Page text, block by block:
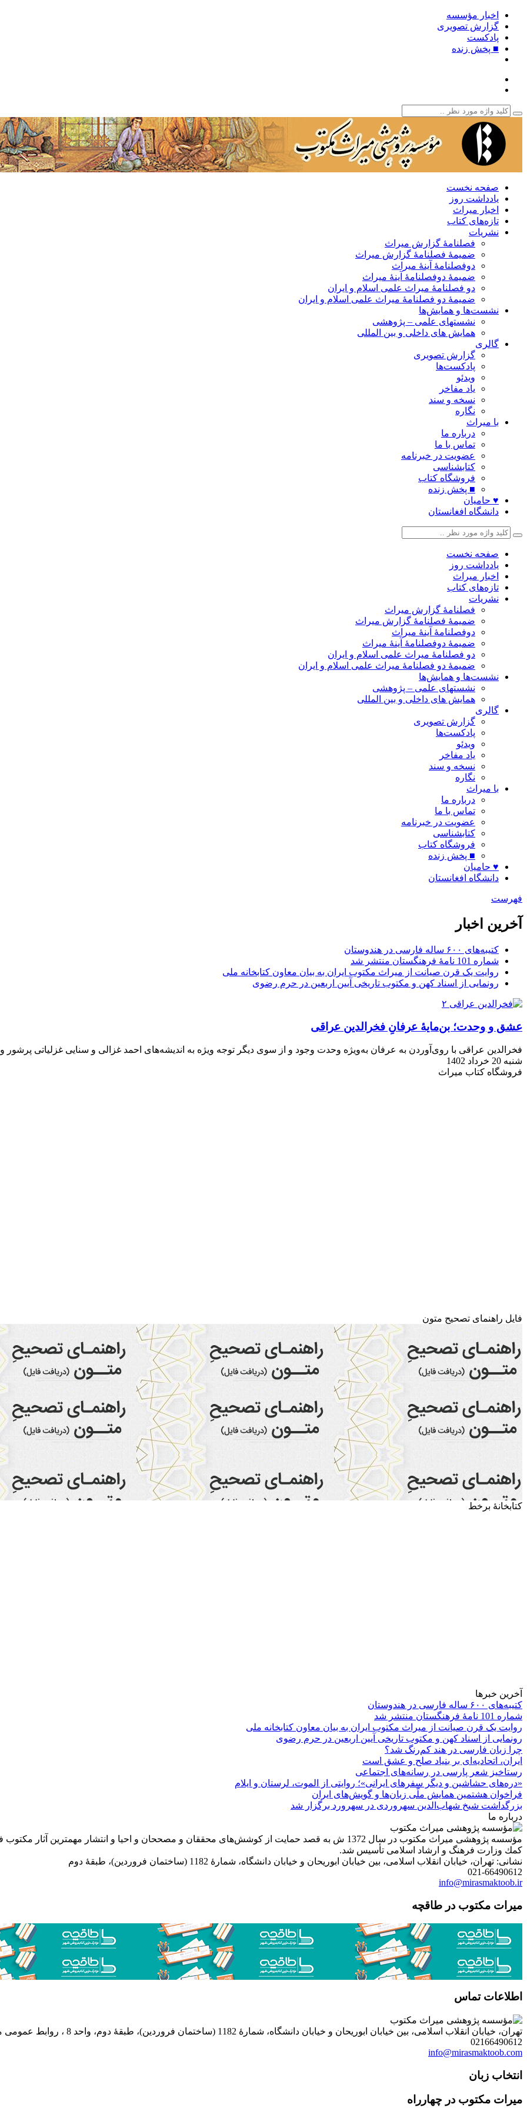
اخبار مؤسسه
گزارش تصویری
پادکست‌
■ پخش زنده
صفحه نخست
یادداشت روز
اخبار میراث
تازه‌های کتاب
نشریات
فصلنامۀ گزارش میراث
ضمیمۀ فصلنامۀ گزارش میراث
دوفصلنامۀ آینۀ میراث
ضمیمۀ دوفصلنامۀ آینۀ میراث
دو فصلنامۀ میراث علمی اسلام و ایران
ضمیمۀ دو فصلنامۀ میراث علمی اسلام و ایران
نشست‌ها و همایش‌ها
نشستهای علمی – پژوهشی
همایش های داخلی و بین المللی
گالری
گزارش تصویری
پادکست‌ها
ویدئو
یاد مفاخر
نسخه و سند
نگاره
با میراث
درباره ما
تماس با ما
عضویت در خبرنامه
کتابشناسی
فروشگاه کتاب
■ پخش زنده
♥ حامیان
دانشگاه افغانستان
صفحه نخست
یادداشت روز
اخبار میراث
تازه‌های کتاب
نشریات
فصلنامۀ گزارش میراث
ضمیمۀ فصلنامۀ گزارش میراث
دوفصلنامۀ آینۀ میراث
ضمیمۀ دوفصلنامۀ آینۀ میراث
دو فصلنامۀ میراث علمی اسلام و ایران
ضمیمۀ دو فصلنامۀ میراث علمی اسلام و ایران
نشست‌ها و همایش‌ها
نشستهای علمی – پژوهشی
همایش های داخلی و بین المللی
گالری
گزارش تصویری
پادکست‌ها
ویدئو
یاد مفاخر
نسخه و سند
نگاره
با میراث
درباره ما
تماس با ما
عضویت در خبرنامه
کتابشناسی
فروشگاه کتاب
■ پخش زنده
♥ حامیان
دانشگاه افغانستان
فهرست
آخرین اخبار
کتیبه‌های ۶۰۰ ساله فارسی در هندوستان
شماره 101 نامۀ فرهنگستان منتشر شد
روایت یک قرن صیانت از میراث مکتوب ایران به بیان معاون کتابخانه ملی
رونمایی از اسناد کهن و مکتوب تاریخی آیین اربعین در حرم رضوی
عشق و وحدت؛ بن‌مایۀ عرفانِ فخرالدین عراقی
فخرالدین عراقی با روی‌آوردن به عرفان به‌ویژه وحدت وجود و از سوی دیگر توجه ویژه به اندیشه‌های احمد غزالی و سنایی غزلیاتی پرشور و
شنبه 20 خرداد 1402
فروشگاه کتاب میراث
فایل راهنمای تصحیح متون
کتابخانۀ برخط
آخرین خبرها
کتیبه‌های ۶۰۰ ساله فارسی در هندوستان
شماره 101 نامۀ فرهنگستان منتشر شد
روایت یک قرن صیانت از میراث مکتوب ایران به بیان معاون کتابخانه ملی
رونمایی از اسناد کهن و مکتوب تاریخی آیین اربعین در حرم رضوی
چرا زبان فارسی در هند کم‌رنگ شد؟
ایران، اتحادیه‌ای بر بنیاد صلح و عشق است
رستاخیز شعر پارسی در رسانه‌های اجتماعی
«دره‌های حشاشین و دیگر سفرهای ایرانی»؛ روایتی از الموت، لرستان و ایلام
فراخوان هشتمین همایش ملّی زبان‌ها و گویش‌های ایران
بزرگداشت شیخ شهاب‌الدین سهروردی در سهرورد برگزار شد
درباره ما
مؤسسه پژوهشی میراث مكتوب در سال 1372 ش به قصد حمایت از كوشش‌های محققان و مصححان و احیا و انتشار
كمك وزارت فرهنگ و ارشاد اسلامی تأسیس شد.
نشانی: تهران، خیابان انقلاب اسلامی، بین خیابان ابوریحان و خیابان دانشگاه، شمارۀ 1182 (ساختمان فروردین)، طبقۀ دوم
021-66490612
info@mirasmaktoob.ir
میرات مکتوب در طاقچه
اطلاعات تماس
تهران، خیابان انقلاب اسلامی، بین خیابان ابوریحان و خیابان دانشگاه، شمارۀ 1182 (ساختمان فروردین)، طبقۀ دوم، واحد 8 ، روابط عمومی مؤسسه پژوهی میراث مکتوب؛ صندوق پستی: 569-13185
02166490612
info@mirasmaktoob.com
انتخاب زبان
میرات مکتوب در چهارراه